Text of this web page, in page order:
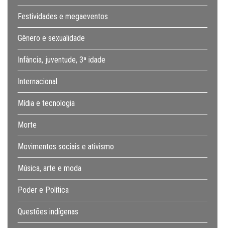
Festividades e megaeventos
Gênero e sexualidade
Infância, juventude, 3ª idade
Internacional
Mídia e tecnologia
Morte
Movimentos sociais e ativismo
Música, arte e moda
Poder e Política
Questões indígenas